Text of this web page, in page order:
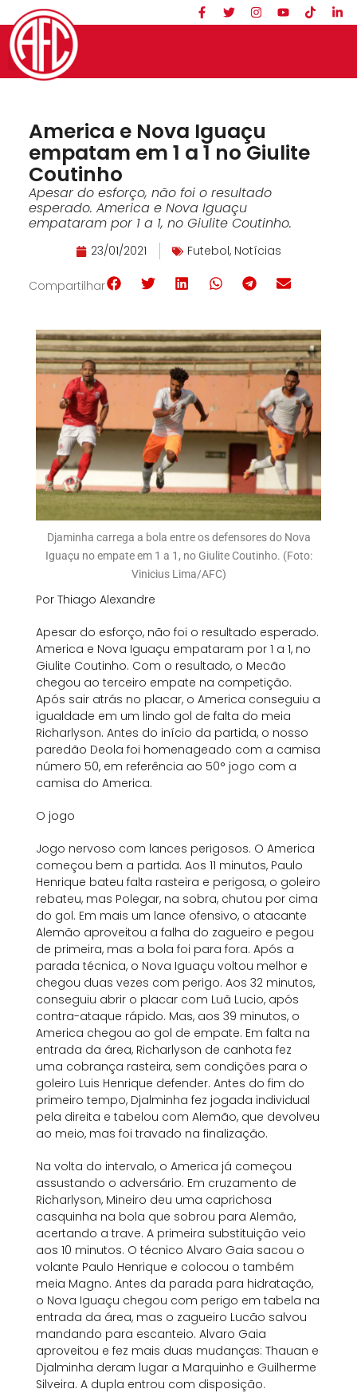
America e Nova Iguaçu
empatam em 1 a 1 no Giulite
Coutinho
Apesar do esforço, não foi o resultado
esperado. America e Nova Iguaçu
empataram por 1 a 1, no Giulite Coutinho.
23/01/2021 Futebol, Notícias
Compartilhar
Djaminha carrega a bola entre os defensores do Nova
Iguaçu no empate em 1 a 1, no Giulite Coutinho. (Foto:
Vinicius Lima/AFC)
Por Thiago Alexandre
Apesar do esforço, não foi o resultado esperado.
America e Nova Iguaçu empataram por 1 a 1, no
Giulite Coutinho. Com o resultado, o Mecão
chegou ao terceiro empate na competição.
Após sair atrás no placar, o America conseguiu a
igualdade em um lindo gol de falta do meia
Richarlyson. Antes do início da partida, o nosso
paredão Deola foi homenageado com a camisa
número 50, em referência ao 50° jogo com a
camisa do America.
O jogo
Jogo nervoso com lances perigosos. O America
começou bem a partida. Aos 11 minutos, Paulo
Henrique bateu falta rasteira e perigosa, o goleiro
rebateu, mas Polegar, na sobra, chutou por cima
do gol. Em mais um lance ofensivo, o atacante
Alemão aproveitou a falha do zagueiro e pegou
de primeira, mas a bola foi para fora. Após a
parada técnica, o Nova Iguaçu voltou melhor e
chegou duas vezes com perigo. Aos 32 minutos,
conseguiu abrir o placar com Luã Lucio, após
contra-ataque rápido. Mas, aos 39 minutos, o
America chegou ao gol de empate. Em falta na
entrada da área, Richarlyson de canhota fez
uma cobrança rasteira, sem condições para o
goleiro Luis Henrique defender. Antes do fim do
primeiro tempo, Djalminha fez jogada individual
pela direita e tabelou com Alemão, que devolveu
ao meio, mas foi travado na finalização.
Na volta do intervalo, o America já começou
assustando o adversário. Em cruzamento de
Richarlyson, Mineiro deu uma caprichosa
casquinha na bola que sobrou para Alemão,
acertando a trave. A primeira substituição veio
aos 10 minutos. O técnico Alvaro Gaia sacou o
volante Paulo Henrique e colocou o também
meia Magno. Antes da parada para hidratação,
o Nova Iguaçu chegou com perigo em tabela na
entrada da área, mas o zagueiro Lucão salvou
mandando para escanteio. Alvaro Gaia
aproveitou e fez mais duas mudanças: Thauan e
Djalminha deram lugar a Marquinho e Guilherme
Silveira. A dupla entrou com disposição.